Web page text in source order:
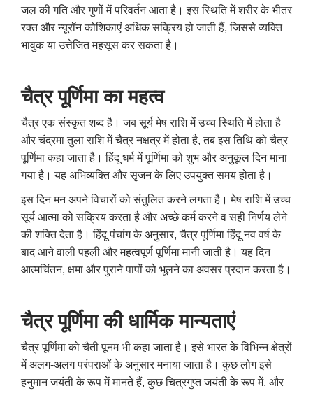
जल की गति और गुणों में परिवर्तन आता है। इस स्थिति में शरीर के भीतर
रक्त और न्यूरॉन कोशिकाएं अधिक सक्रिय हो जाती हैं, जिससे व्यक्ति
भावुक या उत्तेजित महसूस कर सकता है।
चैत्र पूर्णिमा का महत्व
चैत्र एक संस्कृत शब्द है। जब सूर्य मेष राशि में उच्च स्थिति में होता है
और चंद्रमा तुला राशि में चैत्र नक्षत्र में होता है, तब इस तिथि को चैत्र
पूर्णिमा कहा जाता है। हिंदू धर्म में पूर्णिमा को शुभ और अनुकूल दिन माना
गया है। यह अभिव्यक्ति और सृजन के लिए उपयुक्त समय होता है।
इस दिन मन अपने विचारों को संतुलित करने लगता है। मेष राशि में उच्च
सूर्य आत्मा को सक्रिय करता है और अच्छे कर्म करने व सही निर्णय लेने
की शक्ति देता है। हिंदू पंचांग के अनुसार, चैत्र पूर्णिमा हिंदू नव वर्ष के
बाद आने वाली पहली और महत्वपूर्ण पूर्णिमा मानी जाती है। यह दिन
आत्मचिंतन, क्षमा और पुराने पापों को भूलने का अवसर प्रदान करता है।
चैत्र पूर्णिमा की धार्मिक मान्यताएं
चैत्र पूर्णिमा को चैती पूनम भी कहा जाता है। इसे भारत के विभिन्न क्षेत्रों
में अलग-अलग परंपराओं के अनुसार मनाया जाता है। कुछ लोग इसे
हनुमान जयंती के रूप में मानते हैं, कुछ चित्रगुप्त जयंती के रूप में, और